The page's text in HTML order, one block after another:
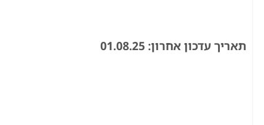
תאריך עדכון אחרון: 01.08.25